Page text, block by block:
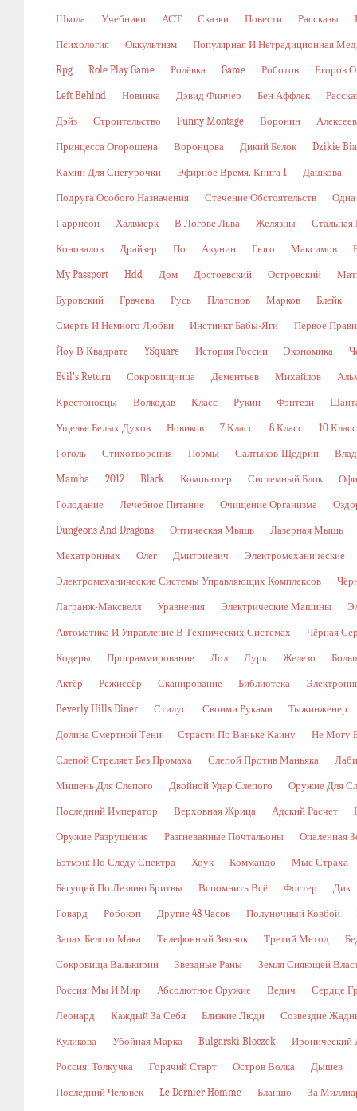
Школа Учебники АСТ Сказки Повести Рассказы
Психология Оккультизм Популярная И Нетрадиционная
Rpg Role Play Game Ролёвка Game Роботов Егоров
Left Behind Новинка Дэвид Финчер Бен Аффлек
Дэйз Строительство Funny Montage Воронин Алексеев
Принцесса Огорошена Воронцова Дикий Белок Dzikie
Камин Для Снегурочки Эфирное Время. Книга 1 Дашкова
Подруга Особого Назначения Стечение Обстоятельств Одна
Гаррисон Халвмерк В Логове Льва Желязны
Коновалов Драйзер По Акунин Гюго Максимов
My Passport Hdd Дом Достоевский Островский
Буровский Грачева Русь Платонов Марков Блейк
Смерть И Немного Любви Инстинкт Бабы-Яги Первое
Йоу В Квадрате YSquare История России Экономика
Evil’s Return Сокровищница Дементьев Михайлов
Крестоносцы Волкодав Класс Рукин Фэнтези
Ущелье Белых Духов Новиков 7 Класс 8 Класс 10 Класс
Гоголь Стихотворения Поэмы Салтыков-Щедрин
Mamba 2012 Black Компьютер Системный Блок
Голодание Лечебное Питание Очищение Организма
Dungeons And Dragons Оптическая Мышь Лазерная Мышь
Мехатронных Олег Дмитриевич Электромеханические
Электромеханические Системы Управляющих Комплексов
Лагранж-Максвелл Уравнения Электрические Машины
Автоматика И Управление В Технических Системах Чёрная
Кодеры Программирование Лол Лурк Железо
Актёр Режиссёр Сканирование Библиотека
Beverly Hills Diner Стилус Своими Руками Тыжинженер
Долина Смертной Тени Страсти По Ваньке Каину Не Могу
Слепой Стреляет Без Промаха Слепой Против Маньяка
Мишень Для Слепого Двойной Удар Слепого Оружие Для
Последний Император Верховная Жрица Адский Расчет
Оружие Разрушения Разгневанные Почтальоны Опаленная
Бэтмэн: По Следу Спектра Хоук Коммандо Мыс Страха
Бегущий По Лезвию Бритвы Вспомнить Всё Фостер Дик
Говард Робокоп Другие 48 Часов Полуночный Ковбой
Запах Белого Мака Телефонный Звонок Третий Метод
Сокровища Валькирии Звездные Раны Земля Сияющей
Россия: Мы И Мир Абсолютное Оружие Ведич Сердце
Леонард Каждый За Себя Близкие Люди Созвездие
Куликова Убойная Марка Bulgarski Bloczek Иронический
Россия: Толкучка Горячий Старт Остров Волка Дышев
Последний Человек Le Dernier Homme Бланшо За